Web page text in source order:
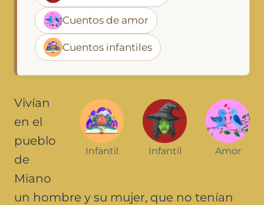
Cuentos de amor
Cuentos infantiles
Amor
Infantil
Infantil
Vivían
en el
pueblo
de
Miano
un hombre y su mujer, que no tenían